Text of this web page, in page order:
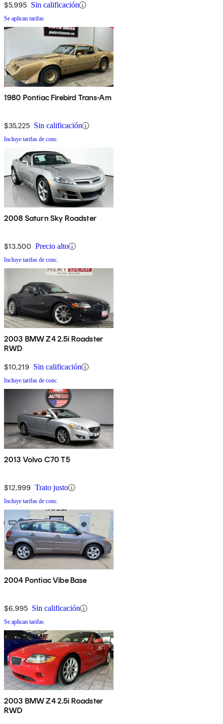
$5,995 Sin calificación
Se aplican tarifas
1980 Pontiac Firebird Trans-Am
$35,225 Sin calificación
Incluye tarifas de conc.
2008 Saturn Sky Roadster
$13,500 Precio alto
Incluye tarifas de conc.
2003 BMW Z4 2.5i Roadster
RWD
$10,219 Sin calificación
Incluye tarifas de conc.
2013 Volvo C70 T5
$12,999 Trato justo
Incluye tarifas de conc.
2004 Pontiac Vibe Base
$6,995 Sin calificación
Se aplican tarifas
2003 BMW Z4 2.5i Roadster
RWD